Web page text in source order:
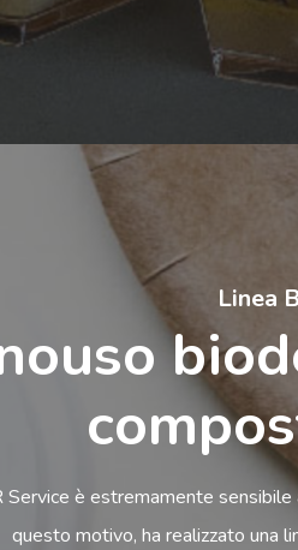
Linea
Service è estremamente
questo motivo, ha realizzato una